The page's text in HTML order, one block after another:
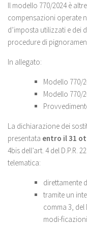
Il modello 770/2024 è
compensazioni operate
d’imposta utilizzati e dei
procedure di
In allegato:
Modello 770/
Modello 770/
La dichiarazione dei
presentata entro il 31
4bis dell’art. 4 del D.P.R.
telematica:
direttamente
tramite un
comma 3, del
modi-